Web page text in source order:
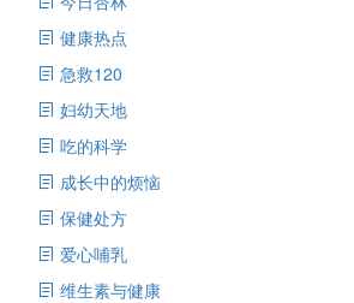
健康热点
急救120
妇幼天地
吃的科学
成长中的烦恼
保健处方
爱心哺乳
维生素与健康